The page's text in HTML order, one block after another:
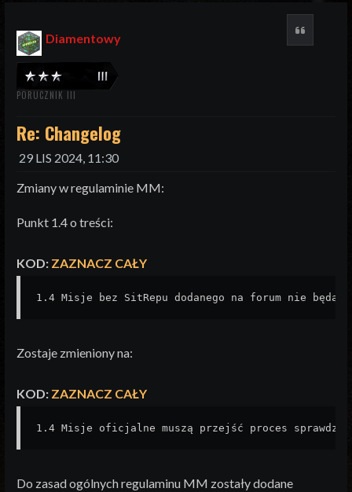
Diamentowy
PORUCZNIK III
Re: Changelog
29 LIS 2024, 11:30
Zmiany w regulaminie MM:
Punkt 1.4 o treści:
KOD: ZAZNACZ CAŁY
1.4 Misje bez SitRepu dodanego na forum nie będą
Zostaje zmieniony na:
KOD: ZAZNACZ CAŁY
1.4 Misje oficjalne muszą przejść proces
Do zasad ogólnych regulaminu MM zostały dodane